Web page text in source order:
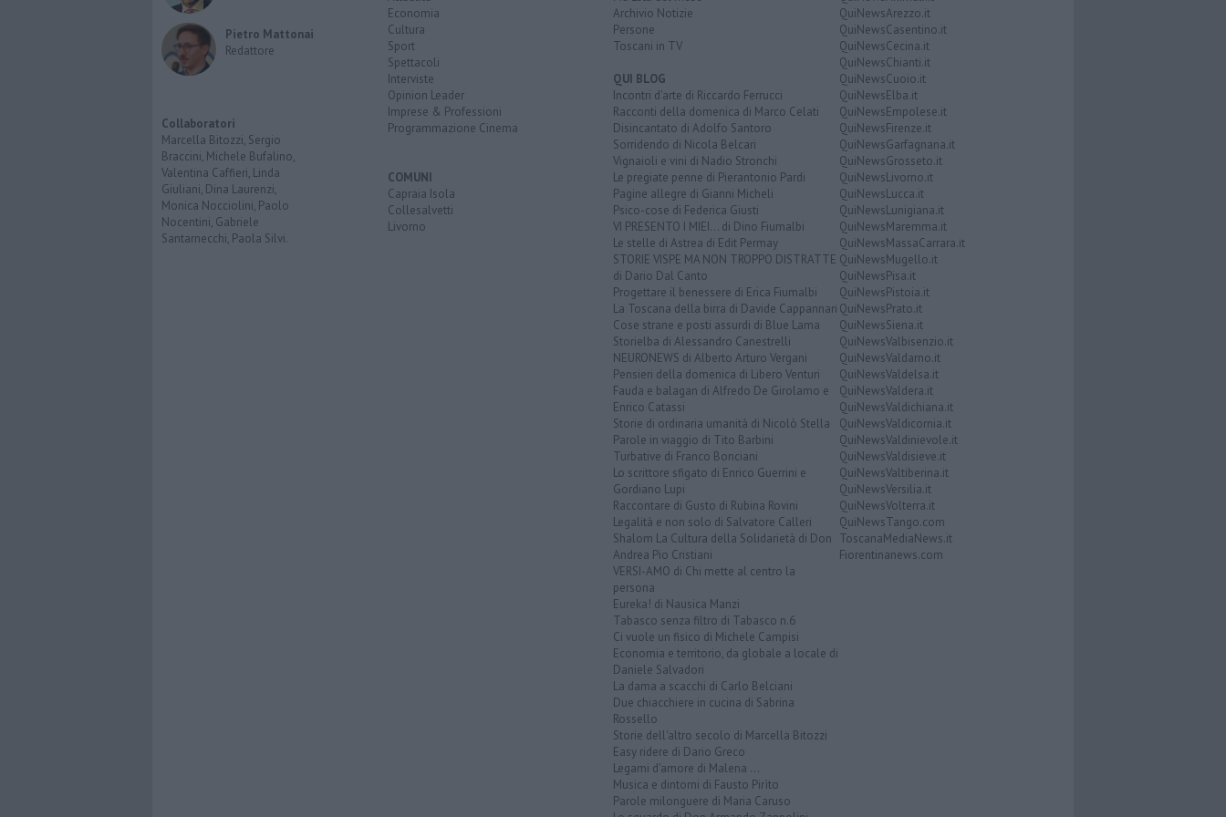
Pietro Mattonai
Redattore
Collaboratori
Marcella Bitozzi, Sergio
Braccini, Michele Bufalino,
Valentina Caffieri, Linda
Giuliani, Dina Laurenzi,
Monica Nocciolini, Paolo
Nocentini, Gabriele
Santarnecchi, Paola Silvi.
Economia
Cultura
Sport
Spettacoli
Interviste
Opinion Leader
Imprese & Professioni
Programmazione Cinema
COMUNI
Capraia Isola
Collesalvetti
Livorno
Archivio Notizie
Persone
Toscani in TV
QUI BLOG
Incontri d'arte di Riccardo Ferrucci
Racconti della domenica di Marco Celati
Disincantato di Adolfo Santoro
Sorridendo di Nicola Belcari
Vignaioli e vini di Nadio Stronchi
Le pregiate penne di Pierantonio Pardi
Pagine allegre di Gianni Micheli
Psico-cose di Federica Giusti
VI PRESENTO I MIEI... di Dino Fiumalbi
Le stelle di Astrea di Edit Permay
STORIE VISPE MA NON TROPPO DISTRATTE
di Dario Dal Canto
Progettare il benessere di Erica Fiumalbi
La Toscana della birra di Davide Cappannari
Cose strane e posti assurdi di Blue Lama
Storielba di Alessandro Canestrelli
NEURONEWS di Alberto Arturo Vergani
Pensieri della domenica di Libero Venturi
Fauda e balagan di Alfredo De Girolamo e
Enrico Catassi
Storie di ordinaria umanità di Nicolò Stella
Parole in viaggio di Tito Barbini
Turbative di Franco Bonciani
Lo scrittore sfigato di Enrico Guerrini e
Gordiano Lupi
Raccontare di Gusto di Rubina Rovini
Legalità e non solo di Salvatore Calleri
Shalom La Cultura della Solidarietà di Don
Andrea Pio Cristiani
VERSI-AMO di Chi mette al centro la
persona
Eureka! di Nausica Manzi
Tabasco senza filtro di Tabasco n.6
Ci vuole un fisico di Michele Campisi
Economia e territorio, da globale a locale di
Daniele Salvadori
La dama a scacchi di Carlo Belciani
Due chiacchiere in cucina di Sabrina
Rossello
Storie dell'altro secolo di Marcella Bitozzi
Easy ridere di Dario Greco
Legami d'amore di Malena ...
Musica e dintorni di Fausto Pirìto
Parole milonguere di Maria Caruso
QuiNewsArezzo.it
QuiNewsCasentino.it
QuiNewsCecina.it
QuiNewsChianti.it
QuiNewsCuoio.it
QuiNewsElba.it
QuiNewsEmpolese.it
QuiNewsFirenze.it
QuiNewsGarfagnana.it
QuiNewsGrosseto.it
QuiNewsLivorno.it
QuiNewsLucca.it
QuiNewsLunigiana.it
QuiNewsMaremma.it
QuiNewsMassaCarrara.it
QuiNewsMugello.it
QuiNewsPisa.it
QuiNewsPistoia.it
QuiNewsPrato.it
QuiNewsSiena.it
QuiNewsValbisenzio.it
QuiNewsValdarno.it
QuiNewsValdelsa.it
QuiNewsValdera.it
QuiNewsValdichiana.it
QuiNewsValdicornia.it
QuiNewsValdinievole.it
QuiNewsValdisieve.it
QuiNewsValtiberina.it
QuiNewsVersilia.it
QuiNewsVolterra.it
QuiNewsTango.com
ToscanaMediaNews.it
Fiorentinanews.com